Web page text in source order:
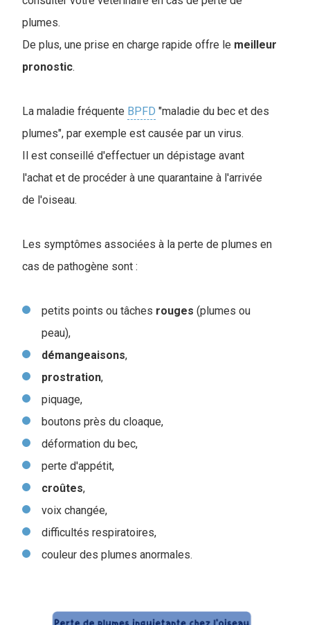
plumes.
De plus, une prise en charge rapide offre le meilleur
pronostic.
La maladie fréquente BPFD "maladie du bec et des
plumes", par exemple est causée par un virus.
Il est conseillé d'effectuer un dépistage avant
l'achat et de procéder à une quarantaine à l'arrivée
de l'oiseau.
Les symptômes associées à la perte de plumes en
cas de pathogène sont :
petits points ou tâches rouges (plumes ou
peau),
démangeaisons,
prostration,
piquage,
boutons près du cloaque,
déformation du bec,
perte d'appétit,
croûtes,
voix changée,
difficultés respiratoires,
couleur des plumes anormales.